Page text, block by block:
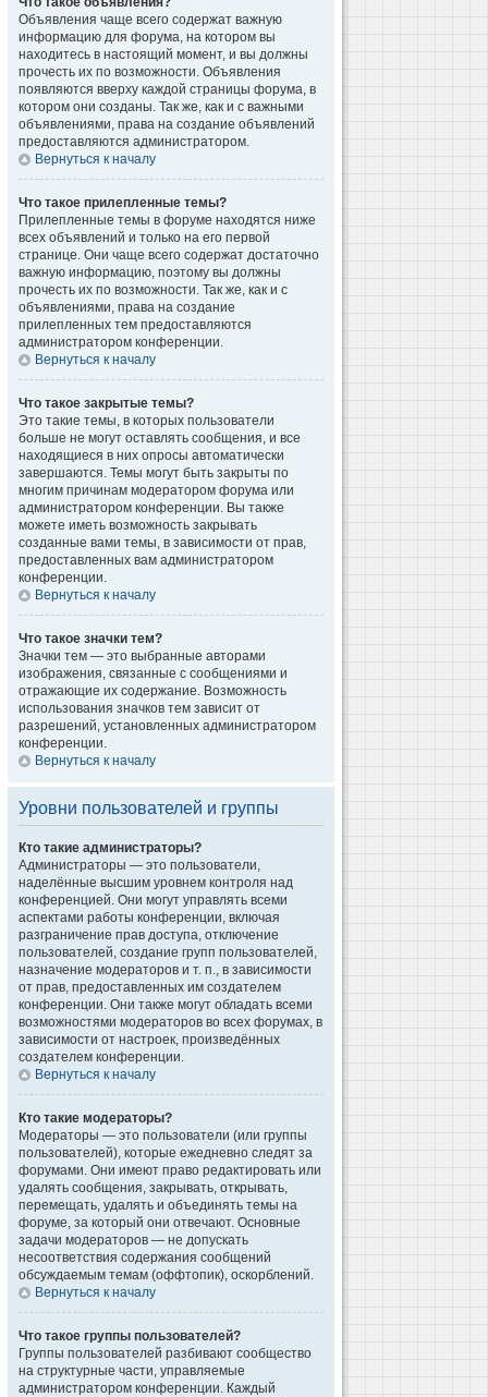
Объявления чаще всего содержат важную
информацию для форума, на котором вы
находитесь в настоящий момент, и вы должны
прочесть их по возможности. Объявления
появляются вверху каждой страницы форума, в
котором они созданы. Так же, как и с важными
объявлениями, права на создание объявлений
предоставляются администратором.
Вернуться к началу
Что такое прилепленные темы?
Прилепленные темы в форуме находятся ниже
всех объявлений и только на его первой
странице. Они чаще всего содержат достаточно
важную информацию, поэтому вы должны
прочесть их по возможности. Так же, как и с
объявлениями, права на создание
прилепленных тем предоставляются
администратором конференции.
Вернуться к началу
Что такое закрытые темы?
Это такие темы, в которых пользователи
больше не могут оставлять сообщения, и все
находящиеся в них опросы автоматически
завершаются. Темы могут быть закрыты по
многим причинам модератором форума или
администратором конференции. Вы также
можете иметь возможность закрывать
созданные вами темы, в зависимости от прав,
предоставленных вам администратором
конференции.
Вернуться к началу
Что такое значки тем?
Значки тем — это выбранные авторами
изображения, связанные с сообщениями и
отражающие их содержание. Возможность
использования значков тем зависит от
разрешений, установленных администратором
конференции.
Вернуться к началу
Уровни пользователей и группы
Кто такие администраторы?
Администраторы — это пользователи,
наделённые высшим уровнем контроля над
конференцией. Они могут управлять всеми
аспектами работы конференции, включая
разграничение прав доступа, отключение
пользователей, создание групп пользователей,
назначение модераторов и т. п., в зависимости
от прав, предоставленных им создателем
конференции. Они также могут обладать всеми
возможностями модераторов во всех форумах, в
зависимости от настроек, произведённых
создателем конференции.
Вернуться к началу
Кто такие модераторы?
Модераторы — это пользователи (или группы
пользователей), которые ежедневно следят за
форумами. Они имеют право редактировать или
удалять сообщения, закрывать, открывать,
перемещать, удалять и объединять темы на
форуме, за который они отвечают. Основные
задачи модераторов — не допускать
несоответствия содержания сообщений
обсуждаемым темам (оффтопик), оскорблений.
Вернуться к началу
Что такое группы пользователей?
Группы пользователей разбивают сообщество
на структурные части, управляемые
администратором конференции. Каждый